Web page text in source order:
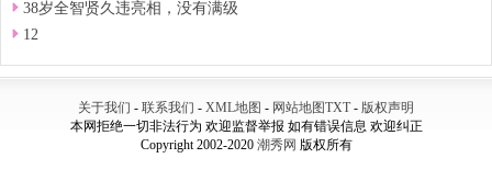
38岁全智贤久违亮相，没有满级
12
关于我们 - 联系我们 - XML地图 - 网站地图TXT- 版权声明
本网拒绝一切非法行为 欢迎监督举报 如有错误信息 欢迎纠正
Copyright 2002-2020 潮秀网 版权所有